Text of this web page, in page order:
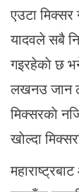
एउटा
यादवले सबै
गइरहेकाे छ
लखनउ जान
मिक्सरकाे
खाेल्दा